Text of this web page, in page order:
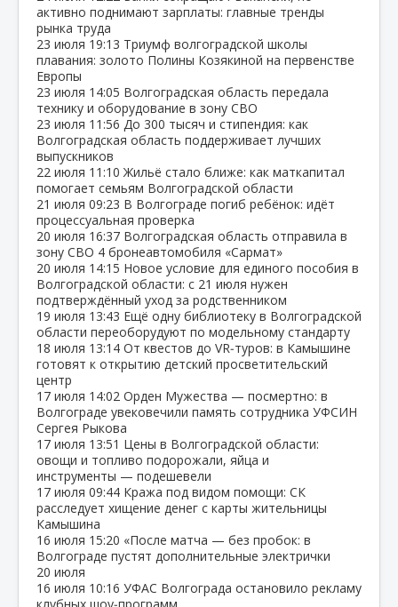
активно поднимают зарплаты: главные тренды
рынка труда
23 июля 19:13 Триумф волгоградской школы
плавания: золото Полины Козякиной на первенстве
Европы
23 июля 14:05 Волгоградская область передала
технику и оборудование в зону СВО
23 июля 11:56 До 300 тысяч и стипендия: как
Волгоградская область поддерживает лучших
выпускников
22 июля 11:10 Жильё стало ближе: как маткапитал
помогает семьям Волгоградской области
21 июля 09:23 В Волгограде погиб ребёнок: идёт
процессуальная проверка
20 июля 16:37 Волгоградская область отправила в
зону СВО 4 бронеавтомобиля «Сармат»
20 июля 14:15 Новое условие для единого пособия в
Волгоградской области: с 21 июля нужен
подтверждённый уход за родственником
19 июля 13:43 Ещё одну библиотеку в Волгоградской
области переоборудуют по модельному стандарту
18 июля 13:14 От квестов до VR‑туров: в Камышине
готовят к открытию детский просветительский
центр
17 июля 14:02 Орден Мужества — посмертно: в
Волгограде увековечили память сотрудника УФСИН
Сергея Рыкова
17 июля 13:51 Цены в Волгоградской области:
овощи и топливо подорожали, яйца и
инструменты — подешевели
17 июля 09:44 Кража под видом помощи: СК
расследует хищение денег с карты жительницы
Камышина
16 июля 15:20 «После матча — без пробок: в
Волгограде пустят дополнительные электрички
20 июля
16 июля 10:16 УФАС Волгограда остановило рекламу